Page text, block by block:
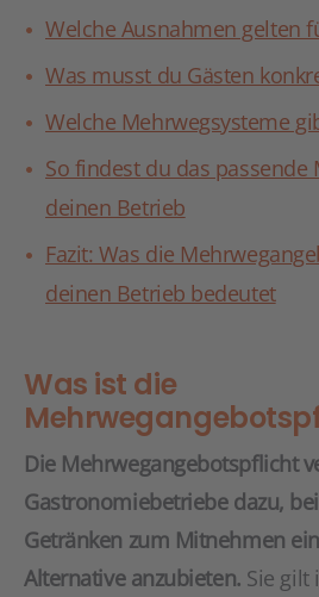
Welche Ausnahmen gelten
Was musst du Gästen
Welche Mehrwegsysteme
So findest du das
deinen Betrieb
Fazit: Was die
deinen Betrieb bedeutet
Was ist die
Die Mehrwegangebotspflicht
Gastronomiebetriebe dazu,
Getränken zum Mitnehmen
Alternative anzubieten. Sie gilt